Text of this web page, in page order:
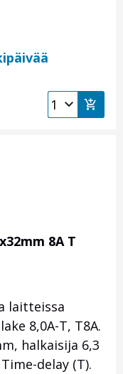
8A T
laitteissa
8,0A-T, T8A.
halkaisija 6,3
delay (T).